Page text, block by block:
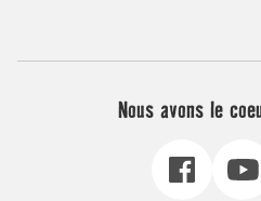
Nous avons le